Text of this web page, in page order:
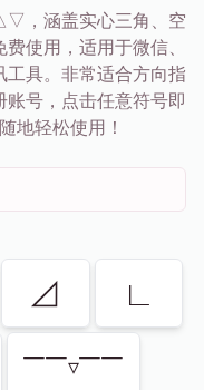
涵盖实心三角、空
使用，适用于微信、
具。非常适合方向指
号，点击任意符号即
地轻松使用！
⊿
∟
▔▔▿▔▔